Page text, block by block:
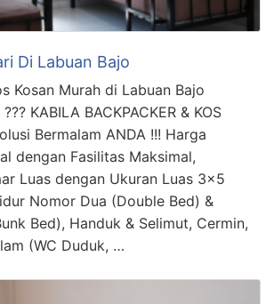
Di Labuan Bajo
Kosan Murah di Labuan Bajo
KABILA BACKPACKER & KOS
Bermalam ANDA !!! Harga
dengan Fasilitas Maksimal,
Luas dengan Ukuran Luas 3×5
Nomor Dua (Double Bed) &
Bed), Handuk & Selimut, Cermin,
(WC Duduk, …